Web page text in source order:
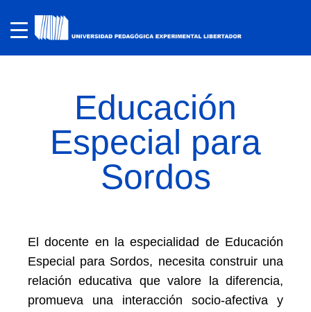
Educación
Especial para
Sordos
El docente en la especialidad de Educación
Especial para Sordos, necesita construir una
relación educativa que valore la diferencia,
promueva una interacción socio-afectiva y